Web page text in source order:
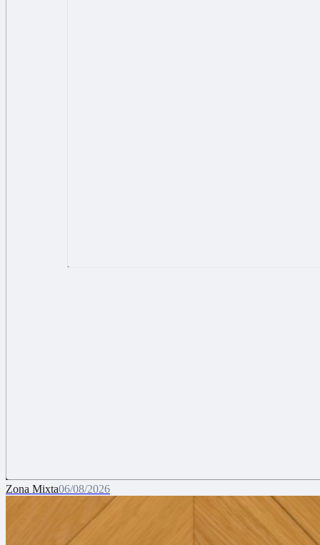
Zona Mixta06/08/2026